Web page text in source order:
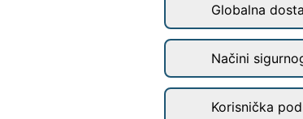
Globalna
Načini
Korisnička